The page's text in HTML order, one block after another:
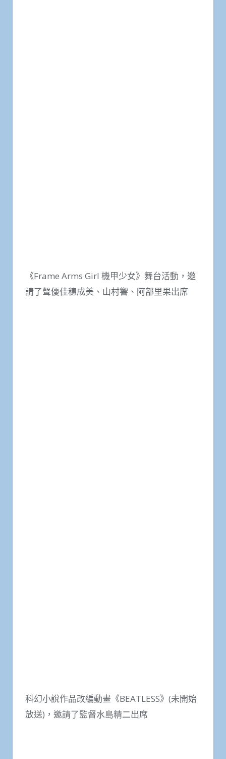
《Frame Arms Girl 機甲少女》舞台活動，邀
請了聲優佳穗成美、山村響、阿部里果出席
科幻小說作品改編動畫《BEATLESS》(未開始
放送)，邀請了監督水島精二出席